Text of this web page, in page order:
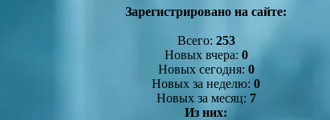
Зарегистрировано на сайте:
Всего: 253
Новых вчера: 0
Новых сегодня: 0
Новых за неделю: 0
Новых за месяц: 7
Из них: